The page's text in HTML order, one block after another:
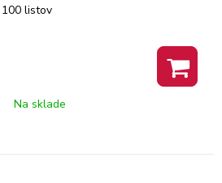
listov
Na sklade